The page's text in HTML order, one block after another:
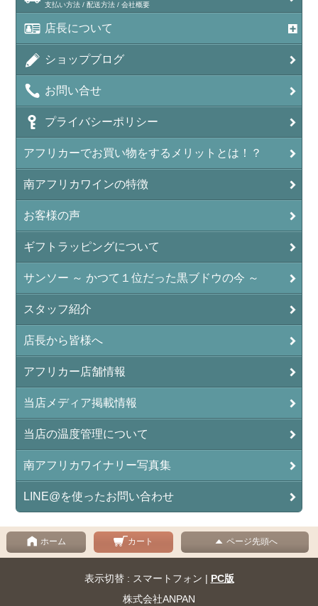
支払い方法 / 配送方法 / 会社概要
店長について
ショップブログ
お問い合せ
プライバシーポリシー
アフリカーでお買い物をするメリットとは！？
南アフリカワインの特徴
お客様の声
ギフトラッピングについて
サンソー ～ かつて１位だった黒ブドウの今 ～
スタッフ紹介
店長から皆様へ
アフリカー店舗情報
当店メディア掲載情報
当店の温度管理について
南アフリカワイナリー写真集
LINE@を使ったお問い合わせ
ホーム カート ページ先頭へ
表示切替 : スマートフォン | PC版
株式会社ANPAN